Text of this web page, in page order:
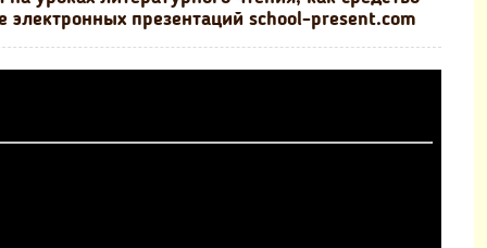
презентаций school-present.com